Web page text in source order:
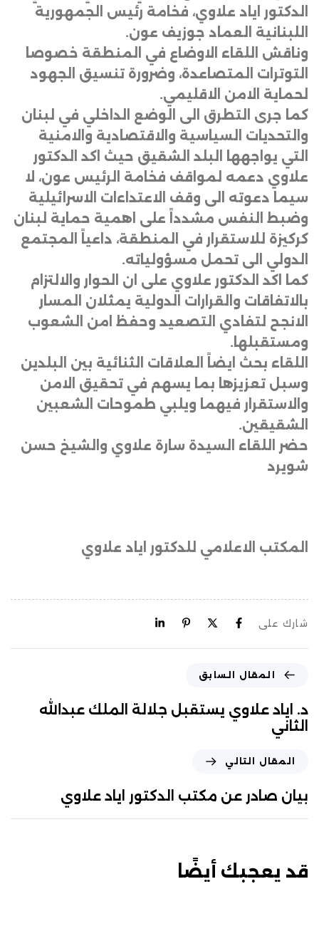
الدكتور اياد علاوي، فخامة رئيس الجمهورية
اللبنانية العماد جوزيف عون.
وناقش اللقاء الاوضاع في المنطقة خصوصا
التوترات المتصاعدة، وضرورة تنسيق الجهود
لحماية الامن الاقليمي.
كما جرى التطرق الى الوضع الداخلي في لبنان
والتحديات السياسية والاقتصادية والامنية
التي يواجهها البلد الشقيق حيث اكد الدكتور
علاوي دعمه لمواقف فخامة الرئيس عون، لا
سيما دعوته الى وقف الاعتداءات الاسرائيلية
وضبط النفس مشدداً على اهمية حماية لبنان
كركيزة للاستقرار في المنطقة، داعياً المجتمع
الدولي الى تحمل مسؤولياته.
كما اكد الدكتور علاوي على ان الحوار والالتزام
بالاتفاقات والقرارات الدولية يمثلان المسار
الانجح لتفادي التصعيد وحفظ امن الشعوب
ومستقبلها.
اللقاء بحث ايضاً العلاقات الثنائية بين البلدين
وسبل تعزيزها بما يسهم في تحقيق الامن
والاستقرار فيهما ويلبي طموحات الشعبين
الشقيقين.
حضر اللقاء السيدة سارة علاوي والشيخ حسن
شويرد
المكتب الاعلامي للدكتور اياد علاوي
شارك على
المقال السابق
د. اياد علاوي يستقبل جلالة الملك عبدالله
الثاني
المقال التالي
بيان صادر عن مكتب الدكتور اياد علاوي
قد يعجبك أيضًا